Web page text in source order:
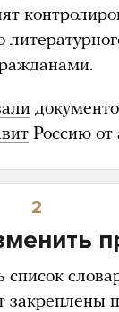
Россию от
2
закреплены